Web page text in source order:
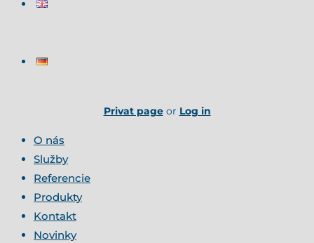
Privat pageor Log in
O nás
Služby
Referencie
Produkty
Kontakt
Novinky